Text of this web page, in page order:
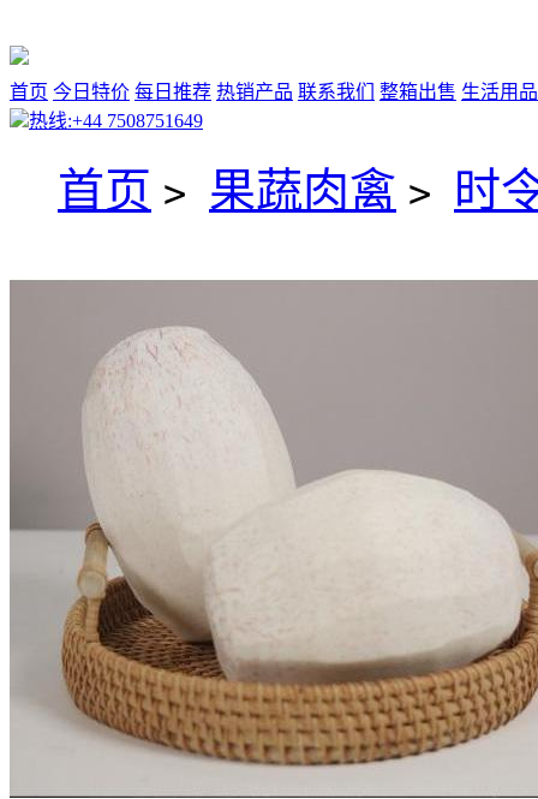
首页 今日特价 每日推荐 热销产品 联系我们 整箱出售 生活用品
热线:+44 7508751649
首页 > 果蔬肉禽 > 时